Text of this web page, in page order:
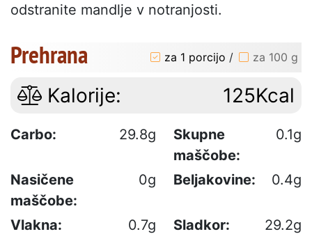
odstranite mandlje v notranjosti.
Prehrana za 1 porcijo / za 100 g
Kalorije: 125Kcal
Carbo: 29.8g
Skupne
maščobe:
0.1g
Nasičene
maščobe:
0g Beljakovine: 0.4g
Vlakna: 0.7g Sladkor:
29.2g